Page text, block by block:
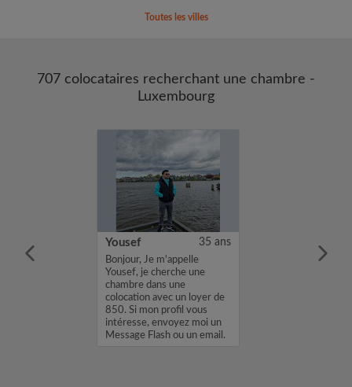
Toutes les villes
707 colocataires recherchant une chambre -
Luxembourg
Yousef 35 ans
Bonjour, Je m'appelle
Yousef, je cherche une
chambre dans une
colocation avec un loyer de
850. Si mon profil vous
intéresse, envoyez moi un
Message Flash ou un email.